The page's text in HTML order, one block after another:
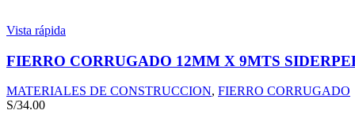
Vista rápida
FIERRO CORRUGADO 12MM X 9MTS
MATERIALES DE CONSTRUCCION, FIERRO CORRUGADO
S/34.00